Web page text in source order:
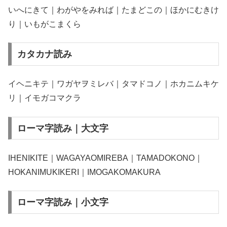
いへにきて｜わがやをみれば｜たまどこの｜ほかにむきけ
り｜いもがこまくら
カタカナ読み
イヘニキテ｜ワガヤヲミレバ｜タマドコノ｜ホカニムキケ
リ｜イモガコマクラ
ローマ字読み｜大文字
IHENIKITE｜WAGAYAOMIREBA｜TAMADOKONO｜
HOKANIMUKIKERI｜IMOGAKOMAKURA
ローマ字読み｜小文字